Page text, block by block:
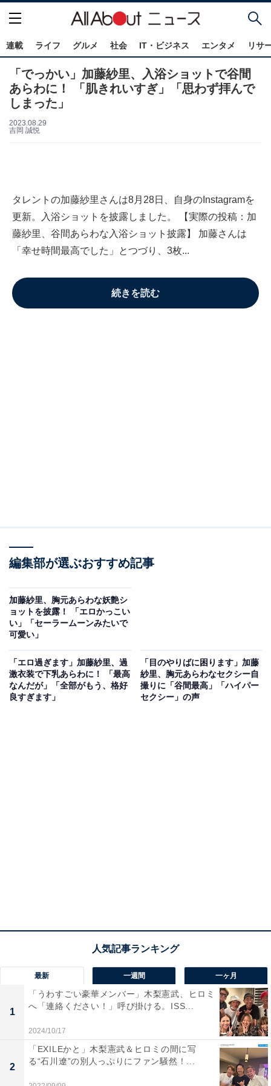
連載 ライフ グルメ 社会 IT・ビジネス エンタメ リサ
「でっかい」加藤紗里、入浴ショットで谷間
あらわに！ 「肌きれいすぎ」「思わず拝んで
しまった」
2023.08.29
吉岡 誠悦
タレントの加藤紗里さんは8月28日、自身のInstagramを
更新。入浴ショットを披露しました。 【実際の投稿：加
藤紗里、谷間あらわな入浴ショット披露】 加藤さんは
「幸せ時間最高でした」とつづり、3枚...
続きを読む
編集部が選ぶおすすめ記事
加藤紗里、胸元あらわな妖艶シ
ョットを披露！ 「エロかっこい
い」「セーラームーンみたいで
可愛い」
「エロ過ぎます」加藤紗里、過
激衣装で下乳あらわに！ 「最高
なんだが」「全部がもう、格好
良すぎます」
「目のやりばに困ります」加藤
紗里、胸元あらわなセクシー自
撮りに「谷間最高」「ハイパー
セクシー」の声
最新 一週間 一ヶ月
1
「うわすごい豪華メンバー」木梨憲武、ヒロミ
へ「連絡ください！」呼び掛ける。ISS...
2024/10/17
2
「EXILEかと」木梨憲武＆ヒロミの間に写
る“石川遼”の別人っぷりにファン騒然！...